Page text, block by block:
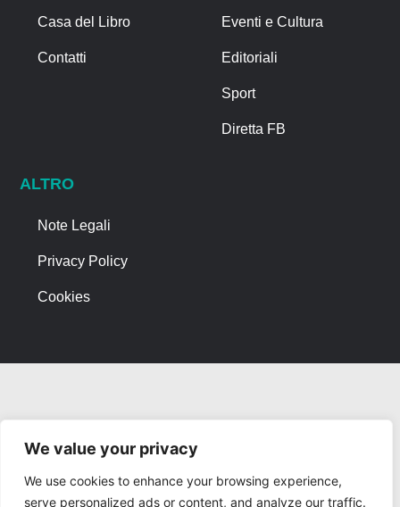
We value your privacy
We use cookies to enhance your browsing experience,
serve personalized ads or content, and analyze our traffic.
Casa del Libro
Contatti
Eventi e Cultura
Editoriali
Sport
Diretta FB
ALTRO
Note Legali
Privacy Policy
Cookies